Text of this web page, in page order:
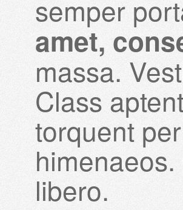
semper
amet,
massa.
Class
torquent
libero.